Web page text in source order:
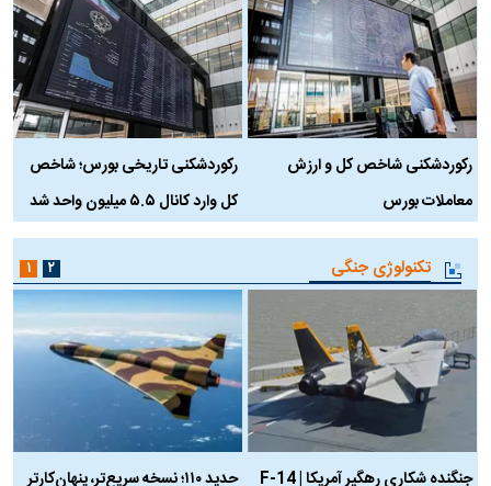
رکوردشکنی شاخص کل و ارزش
معاملات بورس
رکوردشکنی تاریخی بورس؛ شاخص
کل وارد کانال ۵.۵ میلیون واحد شد
تکنولوژی جنگی
جنگنده شکاری رهگیر آمریکا | F-14 حدید ۱۱۰؛ نسخه سریع‌تر، پنهان‌کارتر
۱ ۲